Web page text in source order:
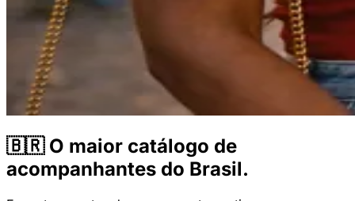
🇧🇷 O maior catálogo de
acompanhantes do Brasil.